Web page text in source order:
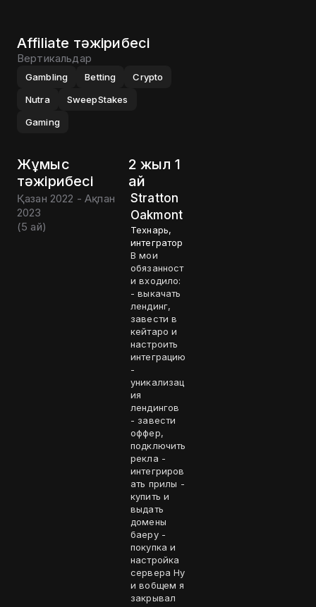
Affiliate тәжірибесі
Вертикальдар
Gambling Betting
Crypto
Nutra
SweepStakes
Gaming
Жұмыс
тәжірибесі
2 жыл 1
ай
Қазан 2022 - Ақпан
2023
(5 ай)
Stratton
Oakmont
Технарь,
интегратор
В мои
обязанност
и входило:
- выкачать
лендинг,
завести в
кейтаро и
настроить
интеграцию
-
уникализац
ия
лендингов
- завести
оффер,
подключить
рекла -
интегриров
ать прилы -
купить и
выдать
домены
баеру -
покупка и
настройка
сервера Ну
и вобщем я
закрывал